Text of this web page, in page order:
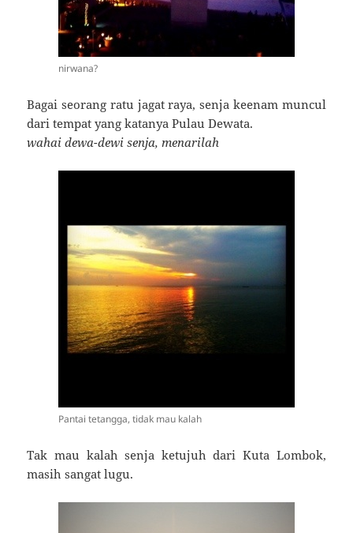
nirwana?
Bagai seorang ratu jagat raya, senja keenam muncul
dari tempat yang katanya Pulau Dewata.
wahai dewa-dewi senja, menarilah
Pantai tetangga, tidak mau kalah
Tak mau kalah senja ketujuh dari Kuta Lombok,
masih sangat lugu.